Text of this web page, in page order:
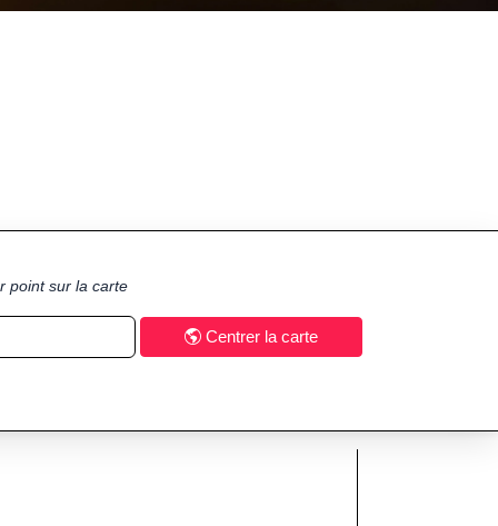
point sur la carte
Centrer la carte